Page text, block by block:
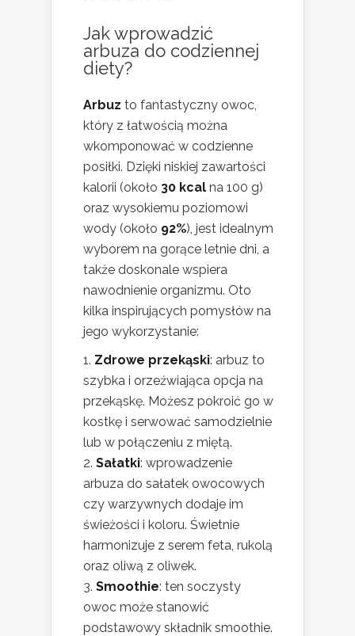
Jak wprowadzić
arbuza do codziennej
diety?
Arbuz to fantastyczny owoc,
który z łatwością można
wkomponować w codzienne
posiłki. Dzięki niskiej zawartości
kalorii (około 30 kcal na 100 g)
oraz wysokiemu poziomowi
wody (około 92%), jest idealnym
wyborem na gorące letnie dni, a
także doskonale wspiera
nawodnienie organizmu. Oto
kilka inspirujących pomysłów na
jego wykorzystanie:
Zdrowe przekąski: arbuz to
szybka i orzeźwiająca opcja na
przekąskę. Możesz pokroić go w
kostkę i serwować samodzielnie
lub w połączeniu z miętą.
Sałatki: wprowadzenie
arbuza do sałatek owocowych
czy warzywnych dodaje im
świeżości i koloru. Świetnie
harmonizuje z serem feta, rukolą
oraz oliwą z oliwek.
Smoothie: ten soczysty
owoc może stanowić
podstawowy składnik smoothie.